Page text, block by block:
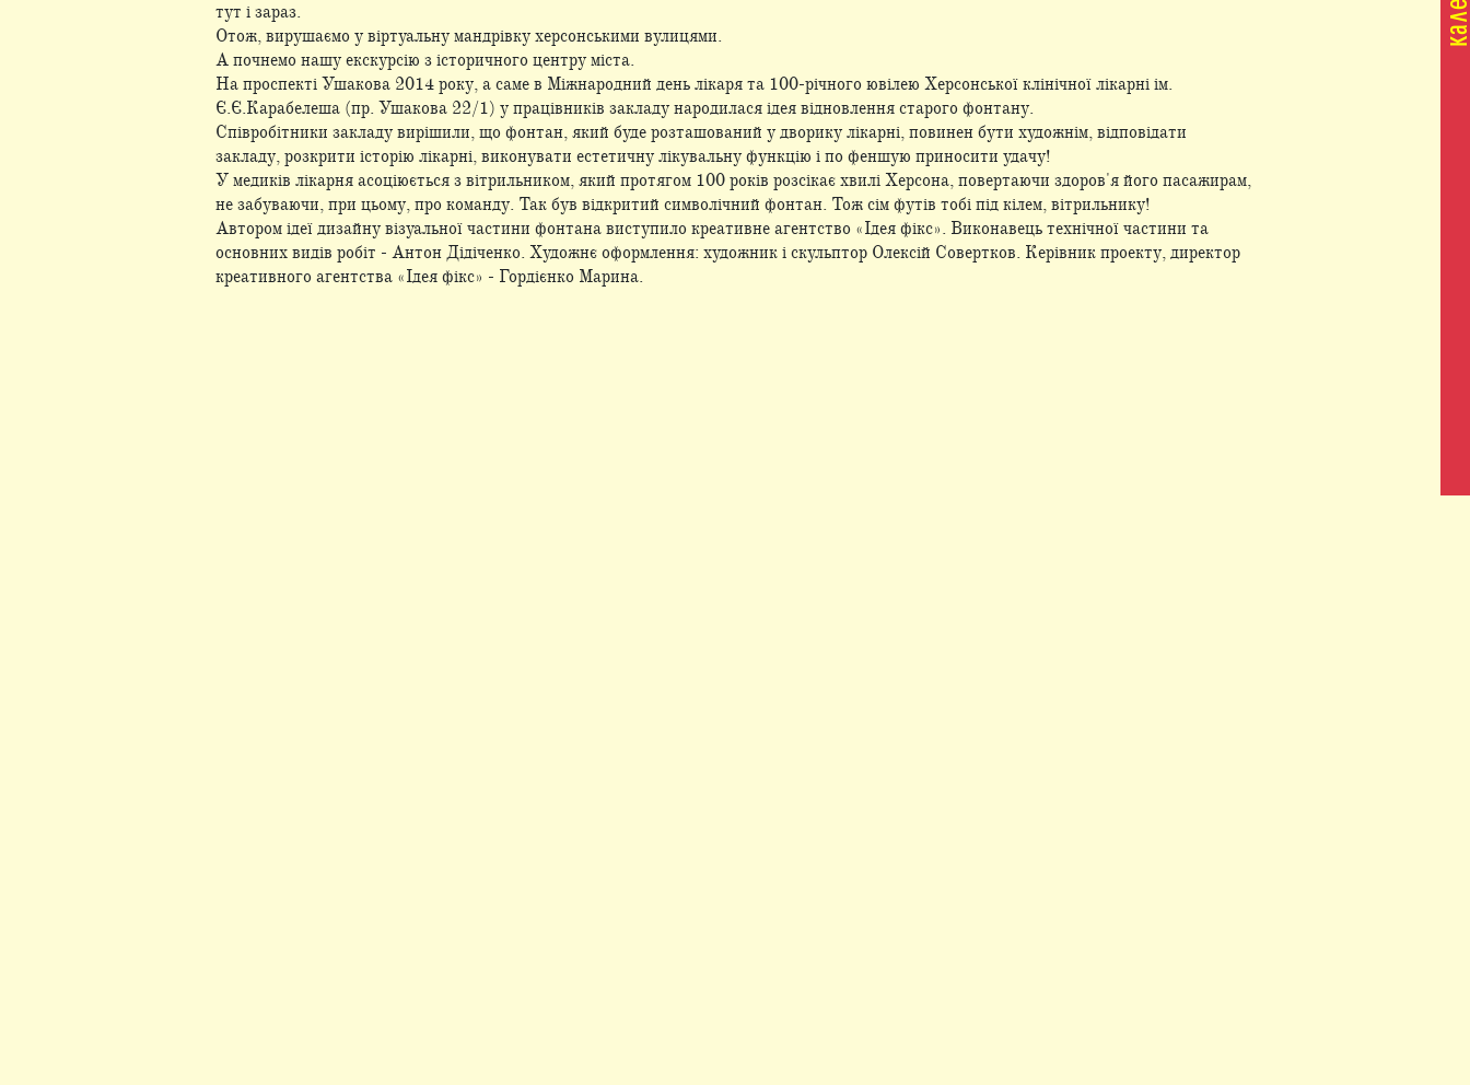
тут і зараз.
Отож, вирушаємо у віртуальну мандрівку херсонськими вулицями.
А почнемо нашу екскурсію з історичного центру міста.
На проспекті Ушакова 2014 року, а саме в Міжнародний день лікаря та 100-річного ювілею Херсонської клінічної лікарні ім.
Є.Є.Карабелеша (пр. Ушакова 22/1) у працівників закладу народилася ідея відновлення старого фонтану.
Співробітники закладу вирішили, що фонтан, який буде розташований у дворику лікарні, повинен бути художнім, відповідати
закладу, розкрити історію лікарні, виконувати естетичну лікувальну функцію і по феншую приносити удачу!
У медиків лікарня асоціюється з вітрильником, який протягом 100 років розсікає хвилі Херсона, повертаючи здоров'я його пасажирам,
не забуваючи, при цьому, про команду. Так був відкритий символічний фонтан. Тож сім футів тобі під кілем, вітрильнику!
Автором ідеї дизайну візуальної частини фонтана виступило креативне агентство «Ідея фікс». Виконавець технічної частини та
основних видів робіт - Антон Дідіченко. Художнє оформлення: художник і скульптор Олексій Совертков. Керівник проекту, директор
креативного агентства «Ідея фікс» - Гордієнко Марина.